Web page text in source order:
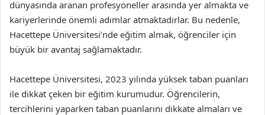
dünyasında aranan profesyoneller arasında yer almakta ve
kariyerlerinde önemli adımlar atmaktadırlar. Bu nedenle,
Hacettepe Üniversitesi’nde eğitim almak, öğrenciler için
büyük bir avantaj sağlamaktadır.
Hacettepe Üniversitesi, 2023 yılında yüksek taban puanları
ile dikkat çeken bir eğitim kurumudur. Öğrencilerin,
tercihlerini yaparken taban puanlarını dikkate almaları ve